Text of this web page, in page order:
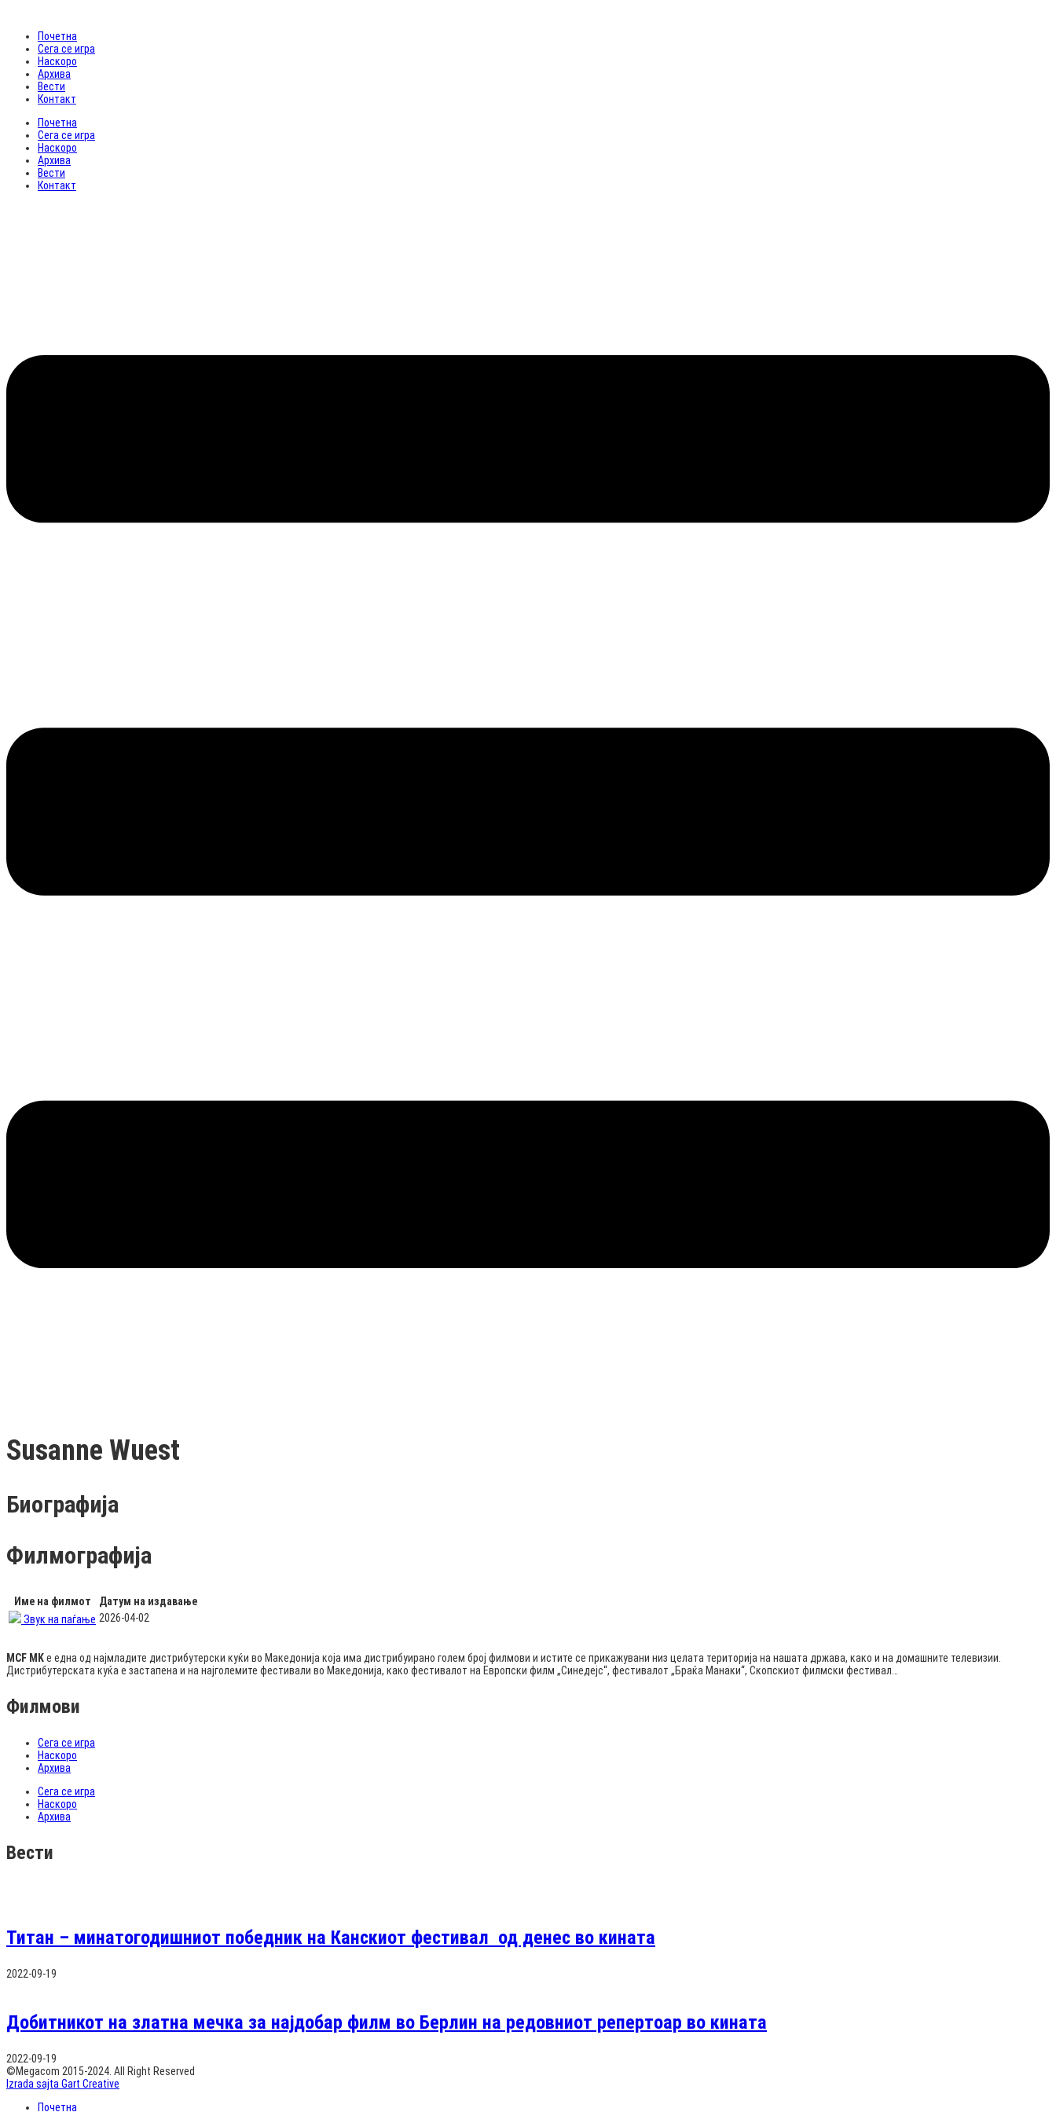
Почетна
Сега се игра
Наскоро
Архива
Вести
Контакт
Почетна
Сега се игра
Наскоро
Архива
Вести
Контакт
Susanne Wuest
Биографија
Филмографија
Име на филмот
Датум на издавање
Звук на паѓање 2026-04-02
MCF MKе една од најмладите дистрибутерски куќи во Македонија која има дистрибуирано голем број филмови и истите се прикажувани низ целата територија на нашата држава, како и на домашните телевизии.
Дистрибутерската куќа е застапена и на најголемите фестивали во Македонија, како фестивалот на Европски филм „Синедејс“, фестивалот „Браќа Манаки“, Скопскиот филмски фестивал…
Филмови
Сега се игра
Наскоро
Архива
Сега се игра
Наскоро
Архива
Вести
Титан – минатогодишниот победник на Канскиот фестивал од денес во кината
2022-09-19
Добитникот на златна мечка за најдобар филм во Берлин на редовниот репертоар во кината
2022-09-19
©Megacom 2015-2024. All Right Reserved
Izrada sajta Gart Creative
Почетна